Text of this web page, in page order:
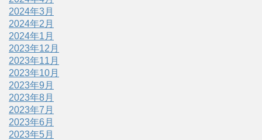
2024年3月
2024年2月
2024年1月
2023年12月
2023年11月
2023年10月
2023年9月
2023年8月
2023年7月
2023年6月
2023年5月